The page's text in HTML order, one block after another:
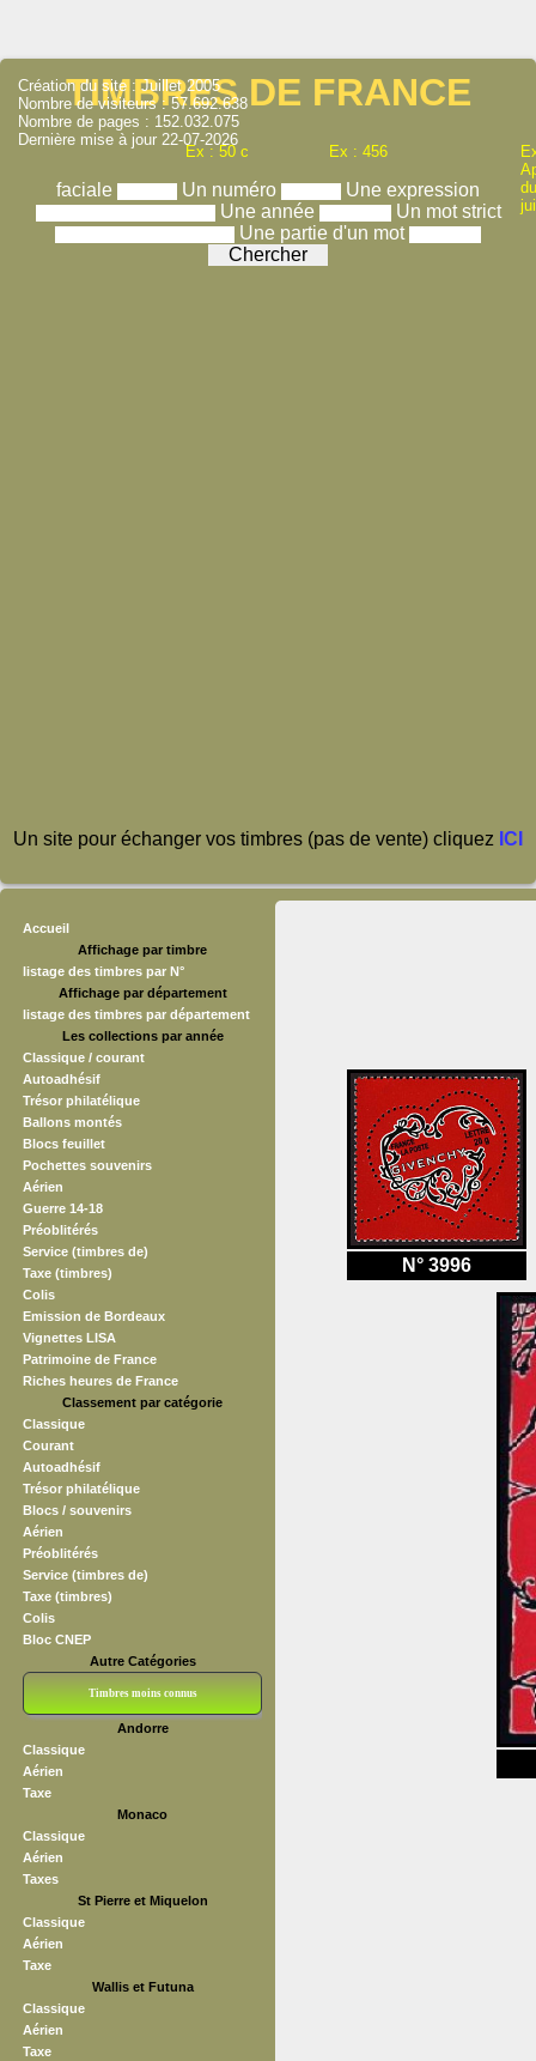
TIMBRES DE FRANCE
Ex : 50 c Ex : 456
faciale Un numéro
Une expression
Une année
Un mot strict
Une partie d'un mot
Création du site : Juillet 2005
Nombre de visiteurs : 57.692.638
Nombre de pages : 152.032.075
Dernière mise à jour 22-07-2026
Un site pour échanger vos timbres (pas de vente) cliquez ICI
Accueil
Affichage par timbre
listage des timbres par N°
Affichage par département
listage des timbres par département
Les collections par année
Classique / courant
Autoadhésif
Trésor philatélique
Ballons montés
Blocs feuillet
Pochettes souvenirs
Aérien
Guerre 14-18
Préoblitérés
Service (timbres de)
Taxe (timbres)
Colis
Emission de Bordeaux
Vignettes LISA
Patrimoine de France
Riches heures de France
Classement par catégorie
Classique
Courant
Autoadhésif
Trésor philatélique
Blocs / souvenirs
Aérien
Préoblitérés
Service (timbres de)
Taxe (timbres)
Colis
Bloc CNEP
Autre Catégories
Timbres moins connus
Andorre
Classique
Aérien
Taxe
Monaco
Classique
Aérien
Taxes
St Pierre et Miquelon
Classique
Aérien
Taxe
Wallis et Futuna
Classique
Aérien
Taxe
N° 3996